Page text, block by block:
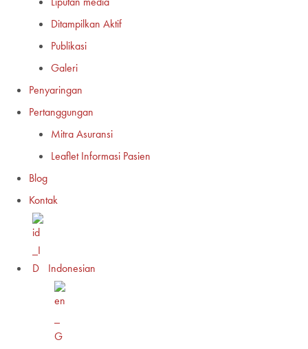
Ditampilkan Aktif
Publikasi
Galeri
Penyaringan
Pertanggungan
Mitra Asuransi
Leaflet Informasi Pasien
Blog
Kontak
Indonesian